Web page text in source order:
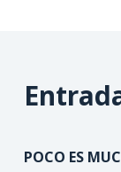
POCO ES